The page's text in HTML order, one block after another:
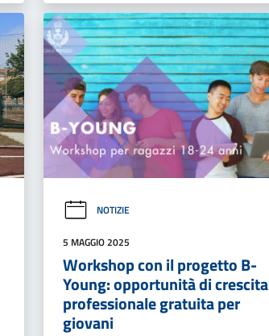
NOTIZIE
5 MAGGIO 2025
Workshop con il progetto B-
Young: opportunità di crescita
professionale gratuita per
giovani